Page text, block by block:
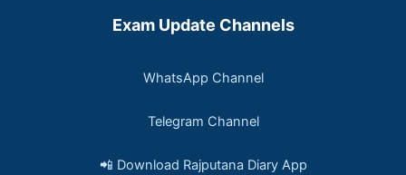
Exam Update Channels
WhatsApp Channel
Telegram Channel
📲 Download Rajputana Diary App